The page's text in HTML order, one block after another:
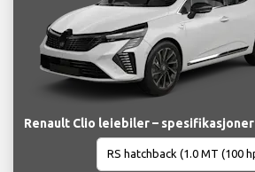
Renault Clio leiebiler – spesifikasjoner